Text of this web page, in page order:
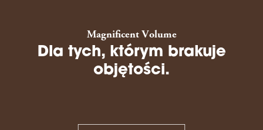
Magnificent Volume
Dla tych, którym brakuje
objętości.